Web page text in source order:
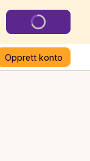
Opprett konto